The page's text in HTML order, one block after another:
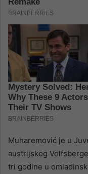
Muharemović je u
austrijskog
tri godine u